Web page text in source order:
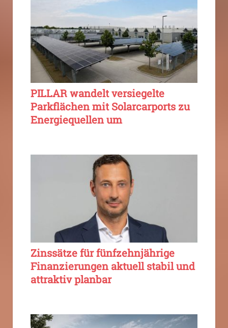
PILLAR wandelt versiegelte
Parkflächen mit Solarcarports zu
Energiequellen um
Zinssätze für fünfzehnjährige
Finanzierungen aktuell stabil und
attraktiv planbar